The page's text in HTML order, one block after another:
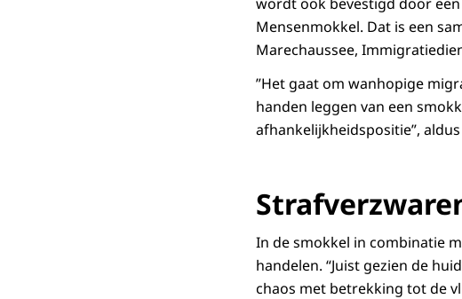
Mensenmokkel. Dat is een
Marechaussee,
”Het gaat om wanhopige
handen leggen van een
afhankelijkheidspositie”,
In de smokkel in combinatie
handelen. “Juist gezien de
chaos met betrekking tot de